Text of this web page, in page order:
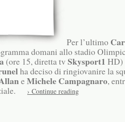
Per l’ultimo
domani allo stadio
(ore 15, diretta tv Skysport1 HD)
ha deciso di ringiovanire la
eMicheleCampagnaro,
› Continue reading